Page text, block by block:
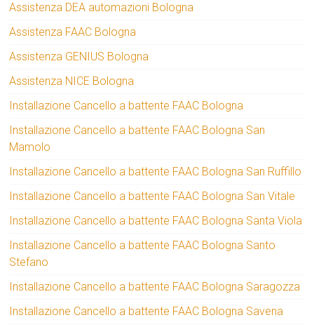
Assistenza DEA automazioni Bologna
Assistenza FAAC Bologna
Assistenza GENIUS Bologna
Assistenza NICE Bologna
Installazione Cancello a battente FAAC Bologna
Installazione Cancello a battente FAAC Bologna San
Mamolo
Installazione Cancello a battente FAAC Bologna San Ruffillo
Installazione Cancello a battente FAAC Bologna San Vitale
Installazione Cancello a battente FAAC Bologna Santa Viola
Installazione Cancello a battente FAAC Bologna Santo
Stefano
Installazione Cancello a battente FAAC Bologna Saragozza
Installazione Cancello a battente FAAC Bologna Savena